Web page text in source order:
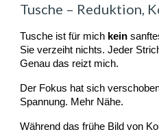
Tusche – Reduktion,
Tusche ist für mich kein
Sie verzeiht nichts. Jeder
Genau das reizt mich.
Der Fokus hat sich
Spannung. Mehr Nähe.
Während das frühe Bild von